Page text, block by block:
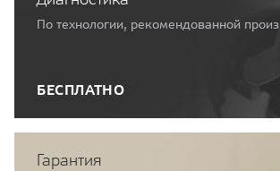
По технологии, рекомендованной
БЕСПЛАТНО
Гарантия